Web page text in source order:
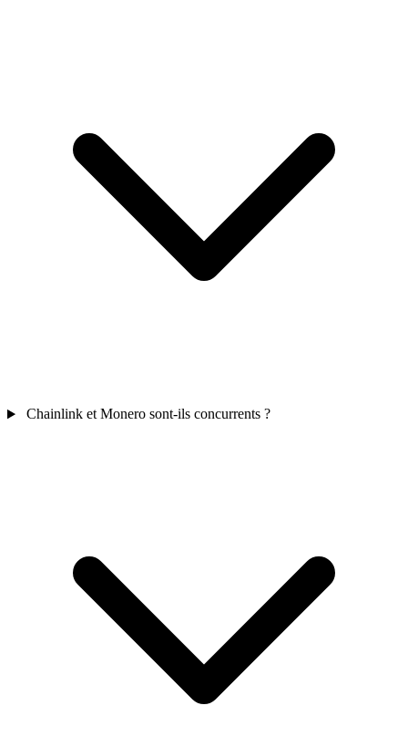
Chainlink et Monero sont-ils concurrents ?